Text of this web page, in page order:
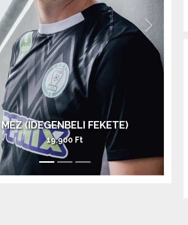
MEZ (HAZAI ZÖLD)
28.900 Ft
Next